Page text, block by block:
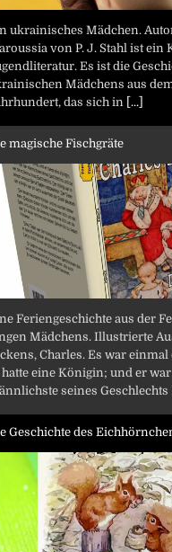
ukrainisches Mädchen.
von P. J. Stahl ist ein
Es ist die
Mädchens aus dem
das sich in [...]
magische Fischgräte
Feriengeschichte aus der
Mädchens. Illustrierte
Charles. Es war
hatte eine Königin; und er
seines Geschlechts
Geschichte des